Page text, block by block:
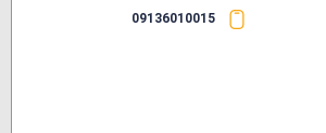
09136010015